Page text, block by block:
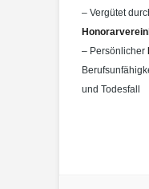
– Vergütet
– Persönlicher
und Todesfall